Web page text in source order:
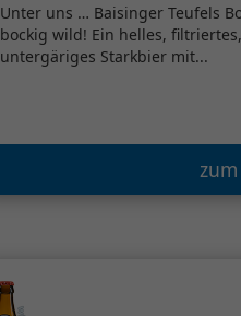
Unter uns … Baisinger Teufels
bockig wild! Ein helles, filtriertes,
untergäriges Starkbier mit...